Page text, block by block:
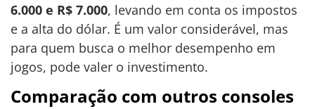
6.000 e R$ 7.000, levando em conta os impostos
e a alta do dólar. É um valor considerável, mas
para quem busca o melhor desempenho em
jogos, pode valer o investimento.
Comparação com outros consoles